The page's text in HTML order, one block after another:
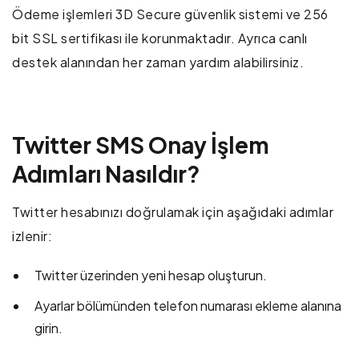
Ödeme işlemleri 3D Secure güvenlik sistemi ve 256
bit SSL sertifikası ile korunmaktadır. Ayrıca canlı
destek alanından her zaman yardım alabilirsiniz.
Twitter SMS Onay İşlem
Adımları Nasıldır?
Twitter hesabınızı doğrulamak için aşağıdaki adımlar
izlenir:
Twitter üzerinden yeni hesap oluşturun.
Ayarlar bölümünden telefon numarası ekleme alanına
girin.